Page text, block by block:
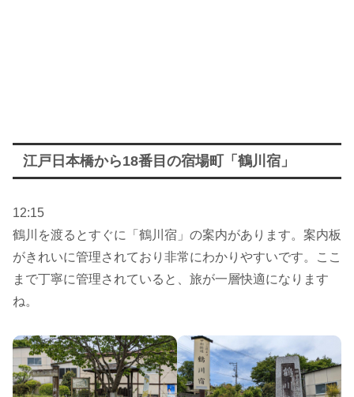
江戸日本橋から18番目の宿場町「鶴川宿」
12:15
鶴川を渡るとすぐに「鶴川宿」の案内があります。案内板
がきれいに管理されており非常にわかりやすいです。ここ
まで丁寧に管理されていると、旅が一層快適になります
ね。